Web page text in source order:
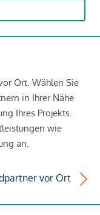
Ort. Wählen Sie
in Ihrer Nähe
Ihres Projekts.
wie
an.
vor Ort